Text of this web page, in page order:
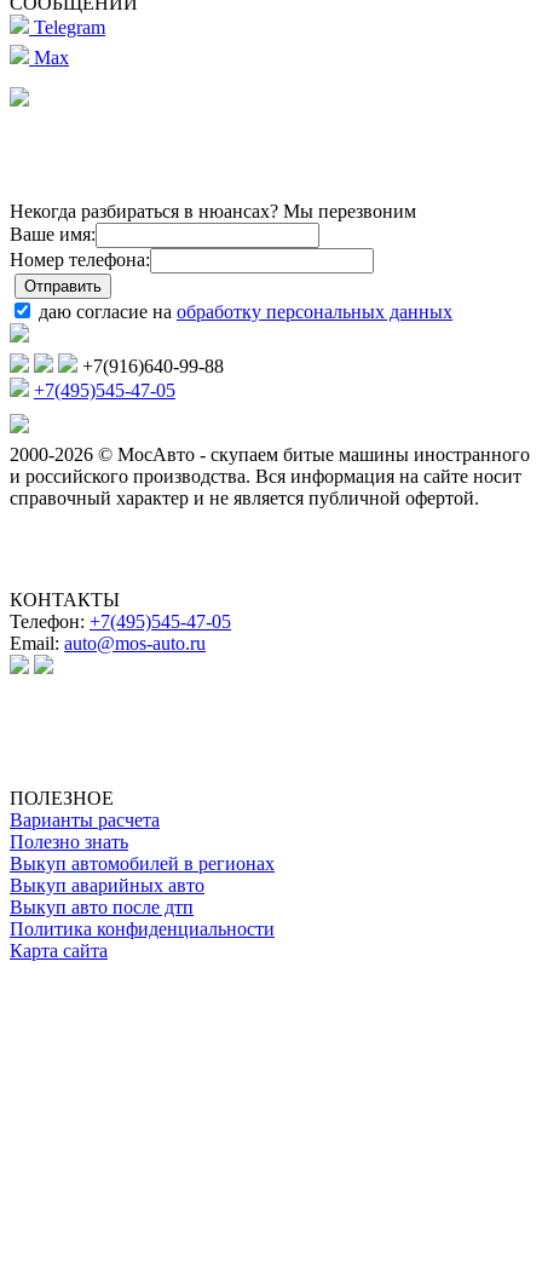
Telegram
Max
Некогда разбираться в нюансах? Мы перезвоним
Ваше имя:
Номер телефона:
даю согласие на обработку персональных данных
+7(916)640-99-88
+7(495)545-47-05
2000-2026 © МосАвто - скупаем битые машины иностранного
и российского производства. Вся информация на сайте носит
справочный характер и не является публичной офертой.
КОНТАКТЫ
Телефон: +7(495)545-47-05
Email: auto@mos-auto.ru
ПОЛЕЗНОЕ
Варианты расчета
Полезно знать
Выкуп автомобилей в регионах
Выкуп аварийных авто
Выкуп авто после дтп
Политика конфиденциальности
Карта сайта